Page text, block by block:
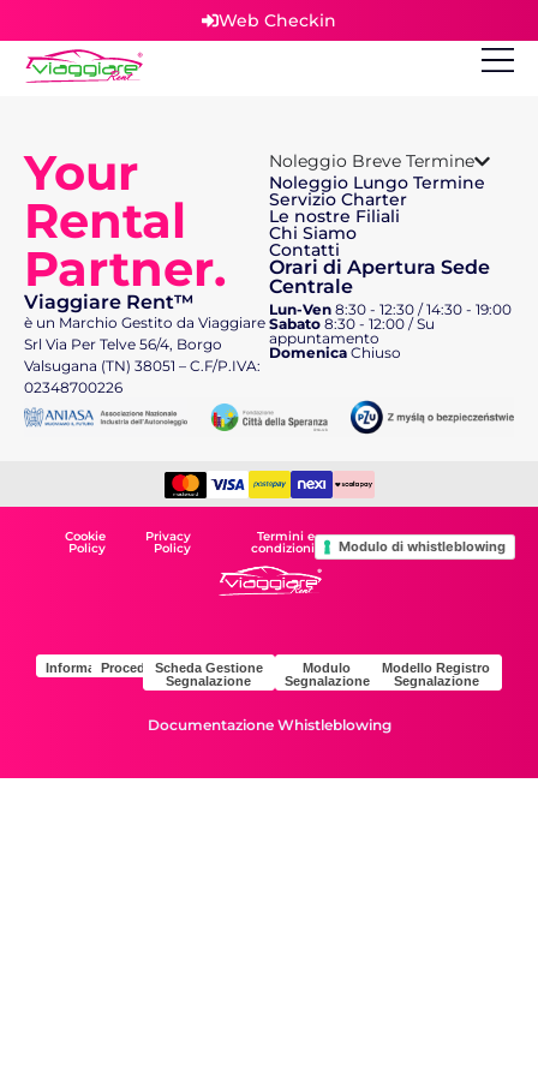
Web Checkin
Your
Rental
Partner.
Viaggiare Rent™
è un Marchio Gestito da Viaggiare
Srl Via Per Telve 56/4, Borgo
Valsugana (TN) 38051 – C.F/P.IVA:
02348700226
Noleggio Breve Termine
Noleggio Lungo Termine
Servizio Charter
Le nostre Filiali
Chi Siamo
Contatti
Orari di Apertura Sede
Centrale
Lun-Ven 8:30 - 12:30 / 14:30 - 19:00
Sabato 8:30 - 12:00 / Su
appuntamento
Domenica Chiuso
Cookie
Policy
Privacy
Policy
Termini e
condizioni Modulo di whistleblowing
Documentazione Whistleblowing
InformativaProceduraScheda Gestione
Segnalazione
Modulo
Segnalazione
Modello Registro
Segnalazione